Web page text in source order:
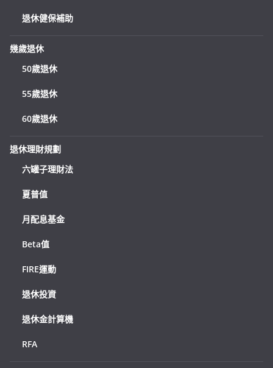
退休健保補助
幾歲退休
50歲退休
55歲退休
60歲退休
退休理財規劃
六罐子理財法
夏普值
月配息基金
Beta值
FIRE運動
退休投資
退休金計算機
RFA